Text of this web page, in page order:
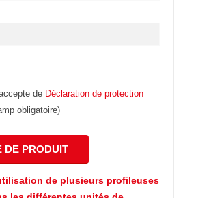
de Déclaration de protection
obligatoire)
de plusieurs profileuses